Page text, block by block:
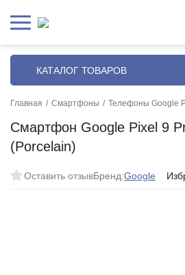
КАТАЛОГ ТОВАРОВ
Главная / Смартфоны / Телефоны Google
Смартфон Google Pixel 9
(Porcelain)
Оставить отзывБренд:Google